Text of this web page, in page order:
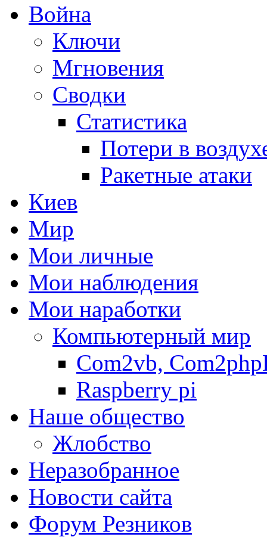
Война
Ключи
Мгновения
Сводки
Статистика
Потери в
Ракетные атаки
Киев
Мир
Мои личные
Мои наблюдения
Мои наработки
Компьютерный мир
Com2vb,
Raspberry pi
Наше общество
Жлобство
Неразобранное
Новости сайта
Форум Резников